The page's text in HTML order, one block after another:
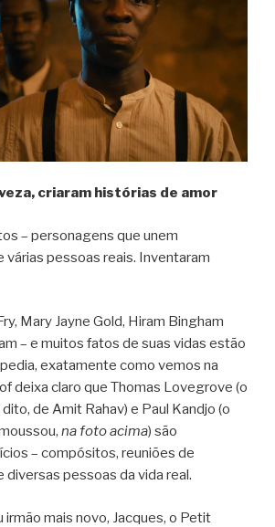
criaram histórias de amor
– personagens que unem
pessoas reais. Inventaram
Mary Jayne Gold, Hiram Bingham
– e muitos fatos de suas vidas estão
exatamente como vemos na
deixa claro que Thomas Lovegrove (o
de Amit Rahav) e Paul Kandjo (o
na foto acima) são
– compósitos, reuniões de
pessoas da vida real.
irmão mais novo, Jacques, o Petit